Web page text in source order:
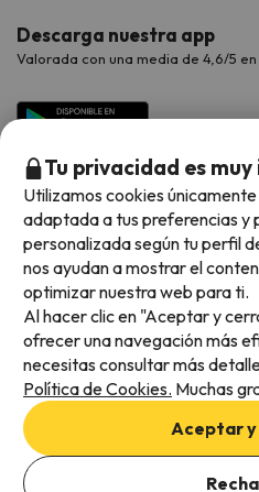
Añade las fechas para
Descarga nuestra app
Valorada con una media de 4,6/5 en
Métodos de pago disponibles
Condiciones generales
Privacidad de datos
Política de cookies
Tu privacidad es
Utilizamos cookies
adaptada a tus preferencias
personalizada según tu perfil
nos ayudan a mostrar el
optimizar nuestra web para ti.
Al hacer clic en "Aceptar y
ofrecer una navegación más
necesitas consultar más
Política de Cookies. Muchas
Aceptar